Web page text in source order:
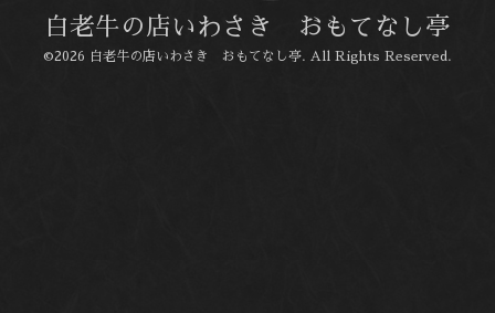
白老牛の店いわさき おもてなし亭
©2026 白老牛の店いわさき おもてなし亭. All Rights Reserved.